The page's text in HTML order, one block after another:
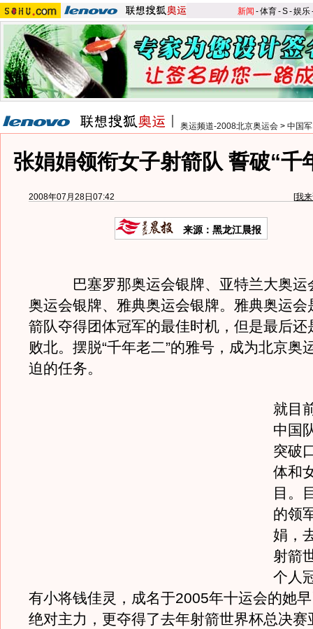
新闻 -体育-S-娱乐
奥运频道-2008北京奥运会 > 中国
张娟娟领衔女子射箭队 誓破“千
2008年07月28日07:42 [我
来源：黑龙江晨报
巴塞罗那奥运会银牌、亚特兰大奥运
奥运会银牌、雅典奥运会银牌。雅典奥运会
箭队夺得团体冠军的最佳时机，但是最后还
败北。摆脱“千年老二”的雅号，成为北京奥
迫的任务。
就目
中国
突破
体和
目。
的领
娟，
射箭
个人
有小将钱佳灵，成名于2005年十运会的她
绝对主力，更夺得了去年射箭世界杯总决赛